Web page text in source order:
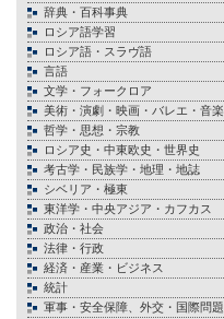
辞典・百科事典
ロシア語学習
ロシア語・スラヴ語
言語
文学・フォークロア
美術・演劇・映画・バレエ・音楽
哲学・思想・宗教
ロシア史・中東欧史・世界史
考古学・民族学・地理・地誌
シベリア・極東
東洋学・中央アジア・カフカス
政治・社会
法律・行政
経済・産業・ビジネス
統計
軍事・安全保障、外交・国際問題